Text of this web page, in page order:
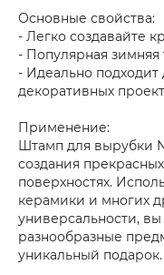
Основные свойства:
- Легко создавайте
- Популярная зимняя
- Идеально подходит
декоративных
Применение:
Штамп для вырубки
создания
поверхностях.
керамики и многих
универсальности,
разнообразные
уникальный подарок.